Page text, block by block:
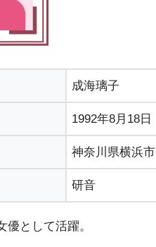
成海璃子
1992年8月18日
神奈川県横浜市
研音
として活躍。